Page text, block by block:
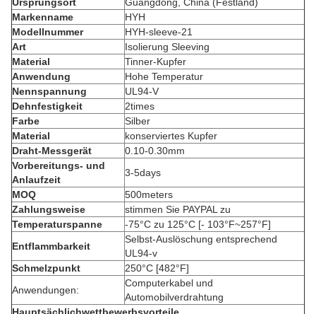
Markenname
HYH
Modellnummer
HYH-sleeve-21
Art
Isolierung Sleeving
Material
Tinner-Kupfer
Anwendung
Hohe Temperatur
Nennspannung
UL94-V
Dehnfestigkeit
2times
Farbe
Silber
Material
konserviertes Kupfer
Draht-Messgerät
0.10-0.30mm
Vorbereitungs- und
Anlaufzeit
3-5days
MOQ
500meters
Zahlungsweise
stimmen Sie PAYPAL zu
Temperaturspanne
-75°C zu 125°C [- 103°F~257°F]
Entflammbarkeit
Selbst-Auslöschung entsprechend
UL94-v
Schmelzpunkt
250°C [482°F]
Anwendungen:
Computerkabel und
Automobilverdrahtung